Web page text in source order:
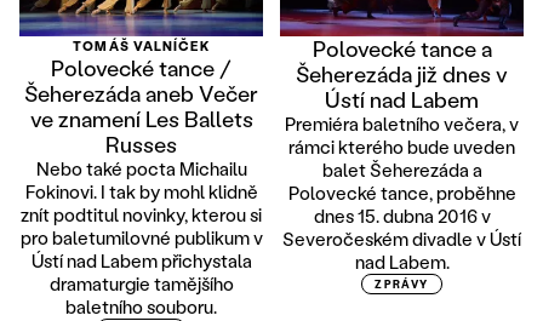
TOMÁŠ VALNÍČEK
Polovecké tance /
Šeherezáda aneb Večer
ve znamení Les Ballets
Russes
Nebo také pocta Michailu
Fokinovi. I tak by mohl klidně
znít podtitul novinky, kterou si
pro baletumilovné publikum v
Ústí nad Labem přichystala
dramaturgie tamějšího
baletního souboru.
Polovecké tance a
Šeherezáda již dnes v
Ústí nad Labem
Premiéra baletního večera, v
rámci kterého bude uveden
balet Šeherezáda a
Polovecké tance, proběhne
dnes 15. dubna 2016 v
Severočeském divadle v Ústí
nad Labem.
ZPRÁVY